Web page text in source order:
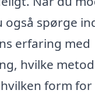
også spørge
erfaring med
hvilke
form for